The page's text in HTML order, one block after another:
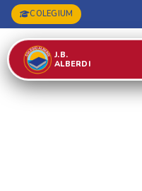
COLEGIUM
J.B.
ALBERDI